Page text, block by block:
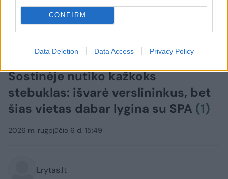
CONFIRM
Data Deletion Data Access Privacy Policy
Rinkos pulsas
Sostinėje nutiko kažkoks
stebuklas: išvarė verslininkus, bet
šias vietas dabar lygina su SPA (1)
2026 m. rugpjūčio 6 d. 15:49
Lrytas.lt